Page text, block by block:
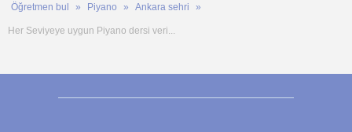
Öğretmen bul Piyano Ankara sehri
Her Seviyeye uygun Piyano dersi veri...